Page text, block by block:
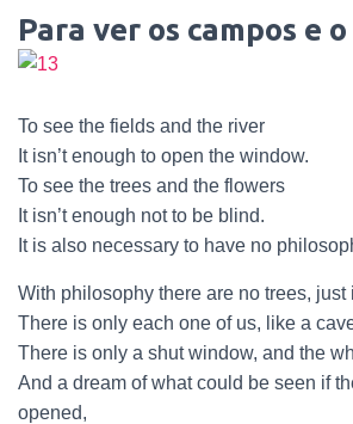
Para ver os campos e
To see the fields and the river
It isn’t enough to open the window.
To see the trees and the flowers
It isn’t enough not to be blind.
It is also necessary to have no
With philosophy there are no trees, just
There is only each one of us, like a
There is only a shut window, and the
And a dream of what could be seen if
opened,